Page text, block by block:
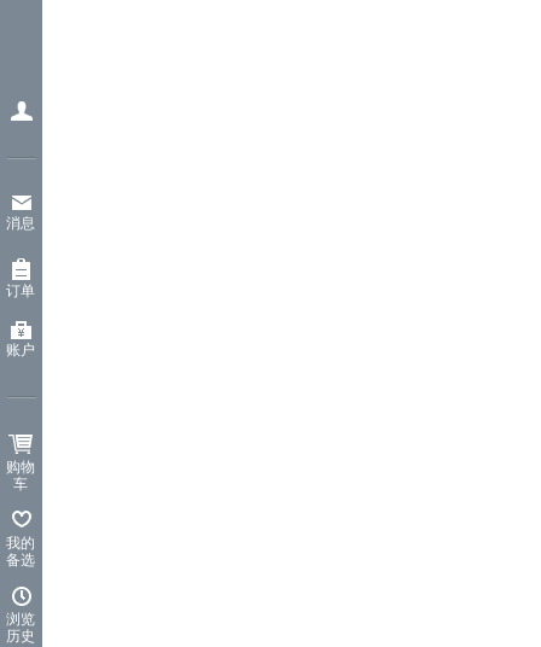
消息
订单
账户
购物
车
我的
备选
浏览
历史